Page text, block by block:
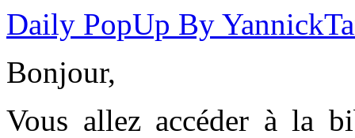
Daily PopUp By
Bonjour,
Vous allez accéder à la